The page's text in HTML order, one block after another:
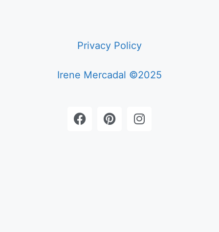
Privacy Policy
Irene Mercadal ©2025